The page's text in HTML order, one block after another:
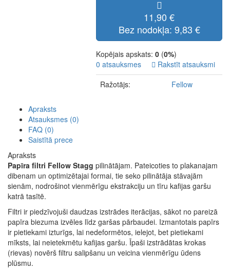
11,90 €
Bez nodokļa: 9,83 €
Kopējais apskats: 0 (0%)
0 atsauksmes
Rakstīt atsauksmi
Ražotājs:
Fellow
Apraksts
Atsauksmes (0)
FAQ (0)
Saistītā prece
Apraksts
Papīra filtri Fellow Stagg pilinātājam. Pateicoties to plakanajam
dibenam un optimizētajai formai, tie seko pilinātāja stāvajām
sienām, nodrošinot vienmērīgu ekstrakciju un tīru kafijas garšu
katrā tasītē.
Filtri ir piedzīvojuši daudzas izstrādes iterācijas, sākot no pareizā
papīra biezuma izvēles līdz garšas pārbaudei. Izmantotais papīrs
ir pietiekami izturīgs, lai nedeformētos, ielejot, bet pietiekami
mīksts, lai neietekmētu kafijas garšu. Īpaši izstrādātas krokas
(rievas) novērš filtru salipšanu un veicina vienmērīgu ūdens
plūsmu.